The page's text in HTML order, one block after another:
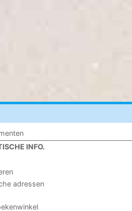
INFO.
adressen